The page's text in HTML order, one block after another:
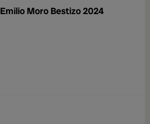
Emilio Moro Bestizo 2024